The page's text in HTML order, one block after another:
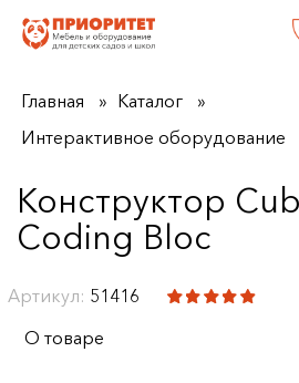
Главная
Каталог
Интерактивное оборудование
Конструктор
Coding Bloc
Артикул: 51416
О товаре